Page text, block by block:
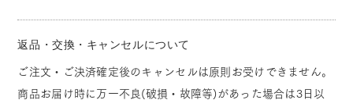
返品・交換・キャンセルについて
ご注文・ご決済確定後のキャンセルは原則お受けできません。
商品お届け時に万一不良(破損・故障等)があった場合は3日以